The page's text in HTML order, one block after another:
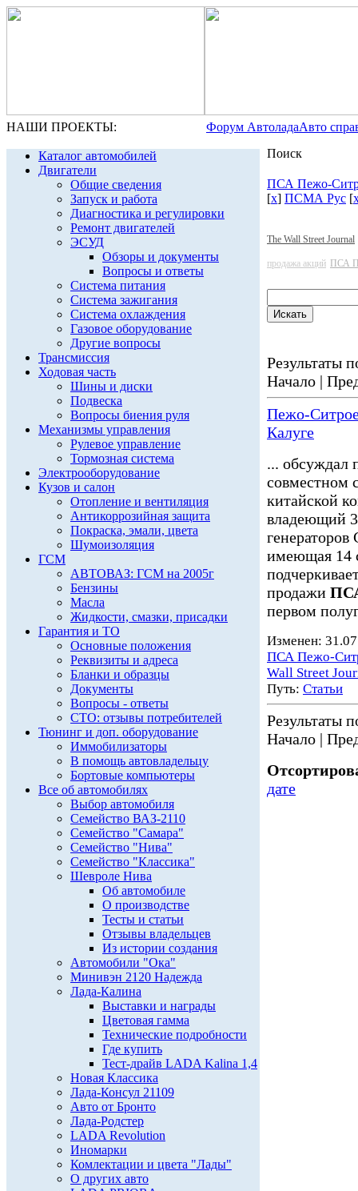
НАШИ ПРОЕКТЫ: Форум АвтоладаАвто
Каталог автомобилей
Двигатели
Общие сведения
Запуск и работа
Диагностика и регулировки
Ремонт двигателей
ЭСУД
Обзоры и документы
Вопросы и ответы
Система питания
Система зажигания
Система охлаждения
Газовое оборудование
Другие вопросы
Трансмиссия
Ходовая часть
Шины и диски
Подвеска
Вопросы биения руля
Механизмы управления
Рулевое управление
Тормозная система
Электрооборудование
Кузов и салон
Отопление и вентиляция
Антикоррозийная защита
Покраска, эмали, цвета
Шумоизоляция
ГСМ
АВТОВАЗ: ГСМ на 2005г
Бензины
Масла
Жидкости, смазки, присадки
Гарантия и ТО
Основные положения
Реквизиты и адреса
Бланки и образцы
Документы
Вопросы - ответы
СТО: отзывы потребителей
Тюнинг и доп. оборудование
Иммобилизаторы
В помощь автовладельцу
Бортовые компьютеры
Все об автомобилях
Выбор автомобиля
Семейство ВАЗ-2110
Семейство "Самара"
Семейство "Нива"
Семейство "Классика"
Шевроле Нива
Об автомобиле
О производстве
Тесты и статьи
Отзывы владельцев
Из истории создания
Автомобили "Ока"
Минивэн 2120 Надежда
Лада-Калина
Выставки и награды
Цветовая гамма
Технические подробности
Где купить
Тест-драйв LADA Kalina 1,4
Новая Классика
Лада-Консул 21109
Авто от Бронто
Лада-Родстер
LADA Revolution
Иномарки
Комлектации и цвета "Лады"
О других авто
Поиск
ПСА Пежо-
[x] ПСМА Рус [
The Wall Street Journal
продажа акций ПСА
Результаты
Начало |
Пежо-
Калуге
... обсуждал
совместном
китайской
владеющий
имеющая 14
продажи
первом
Изменен:
ПСА Пежо-
Wall Street
Путь: Статьи
Результаты
Начало |
дате